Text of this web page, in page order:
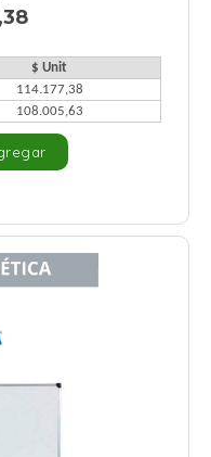
$ Unit
114.177,38
108.005,63